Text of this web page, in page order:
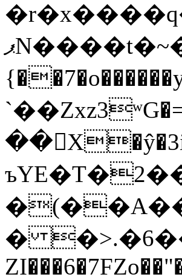
ޕN����t�~�>�G�{�Wރ�sl̞�@x_:�ˏ��՛��zU;wk�F�m�q}
�